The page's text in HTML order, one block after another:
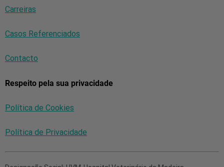
Carreiras
Casos Referenciados
Contacto
Respeito pela sua privacidade
Política de Cookies
Política de Privacidade